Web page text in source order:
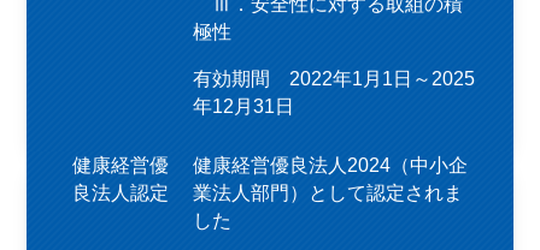
Ⅲ．安全性に対する取組の積
極性
有効期間 2022年1月1日～2025
年12月31日
健康経営優
良法人認定
健康経営優良法人2024（中小企
業法人部門）として認定されま
した